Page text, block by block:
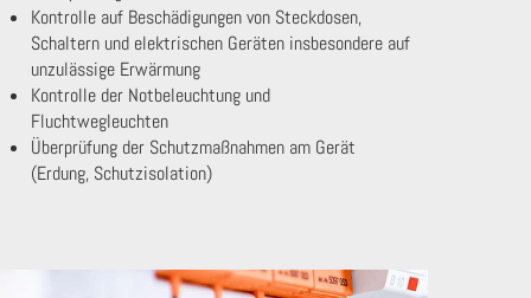
Kontrolle auf Beschädigungen von Steckdosen,
Schaltern und elektrischen Geräten insbesondere auf
unzulässige Erwärmung
Kontrolle der Notbeleuchtung und
Fluchtwegleuchten
Überprüfung der Schutzmaßnahmen am Gerät
(Erdung, Schutzisolation)